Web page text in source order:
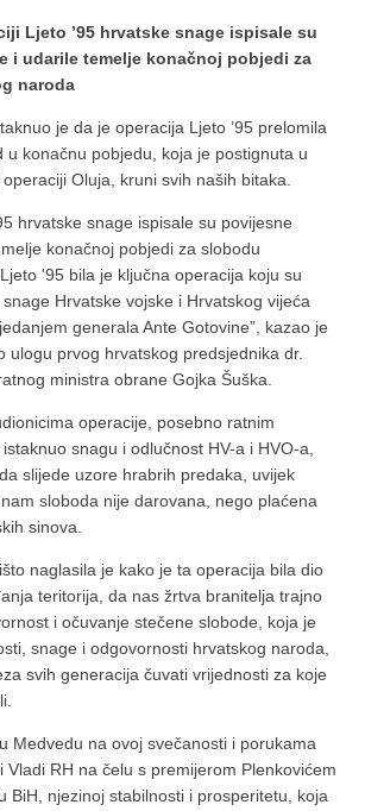
Ljeto ’95 hrvatske snage ispisale su
i udarile temelje konačnoj pobjedi za
naroda
je da je operacija Ljeto ’95 prelomila
u konačnu pobjedu, koja je postignuta u
Oluja, kruni svih naših bitaka.
hrvatske snage ispisale su povijesne
konačnoj pobjedi za slobodu
'95 bila je ključna operacija koju su
Hrvatske vojske i Hrvatskog vijeća
generala Ante Gotovine”, kazao je
ulogu prvog hrvatskog predsjednika dr.
ministra obrane Gojka Šuška.
operacije, posebno ratnim
snagu i odlučnost HV-a i HVO-a,
slijede uzore hrabrih predaka, uvijek
sloboda nije darovana, nego plaćena
sinova.
naglasila je kako je ta operacija bila dio
teritorija, da nas žrtva branitelja trajno
i očuvanje stečene slobode, koja je
snage i odgovornosti hrvatskog naroda,
svih generacija čuvati vrijednosti za koje
Medvedu na ovoj svečanosti i porukama
Vladi RH na čelu s premijerom Plenkovićem
BiH, njezinoj stabilnosti i prosperitetu, koja